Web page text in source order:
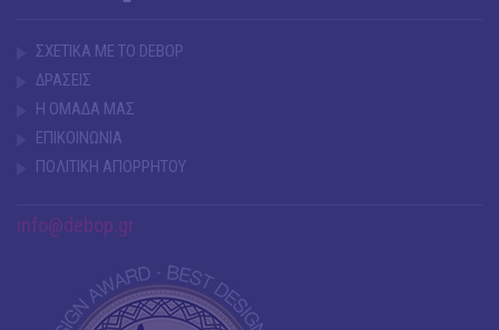
ΣΧΕΤΙΚΑ ΜΕ ΤΟ DEBOP
ΔΡΑΣΕΙΣ
Η ΟΜΑΔΑ ΜΑΣ
ΕΠΙΚΟΙΝΩΝΙΑ
ΠΟΛΙΤΙΚΗ ΑΠΟΡΡΗΤΟΥ
info@debop.gr